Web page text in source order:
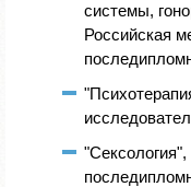
системы,
Российская